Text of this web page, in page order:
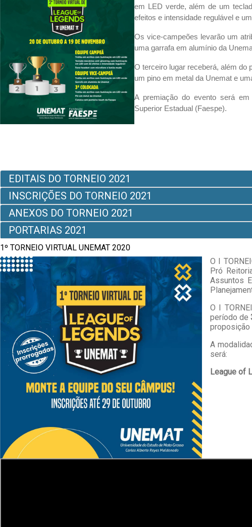
em LED verde, além de um
efeitos e intensidade regulável e
Os vice-campeões levarão um
uma garrafa em alumínio da
O terceiro lugar receberá, além do
um pino em metal da Unemat e
A premiação do evento será
Superior Estadual (Faespe).
EDITAIS DO TORNEIO 2021
INSCRIÇÕES DO TORNEIO 2021
ANEXOS DO TORNEIO 2021
PORTARIAS 2021
1º TORNEIO VIRTUAL UNEMAT 2020
O I
Pró
Assuntos
O I
período de
proposição
A
será:
League of